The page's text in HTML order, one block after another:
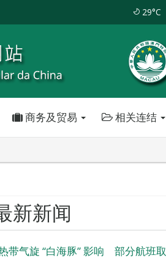
29°C
商务及贸易 相关连结
新新闻
带气旋 “白海豚” 影响 部分航班取